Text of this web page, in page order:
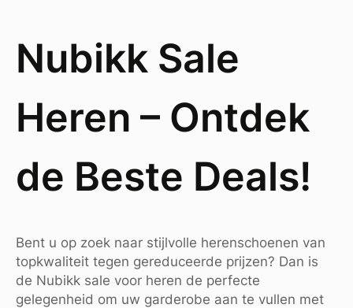
Nubikk Sale
Heren – Ontdek
de Beste Deals!
Bent u op zoek naar stijlvolle herenschoenen van
topkwaliteit tegen gereduceerde prijzen? Dan is
de Nubikk sale voor heren de perfecte
gelegenheid om uw garderobe aan te vullen met